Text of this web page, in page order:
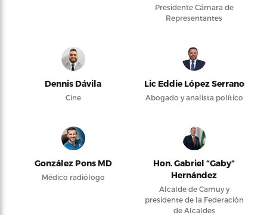
Presidente Cámara de
Representantes
Dennis Dávila
Cine
Lic Eddie López Serrano
Abogado y analista político
González Pons MD
Médico radiólogo
Hon. Gabriel “Gaby”
Hernández
Alcalde de Camuy y
presidente de la Federación
de Alcaldes